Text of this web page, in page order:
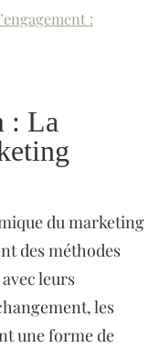
:
: La
du marketing
des méthodes
leurs
les
une forme de